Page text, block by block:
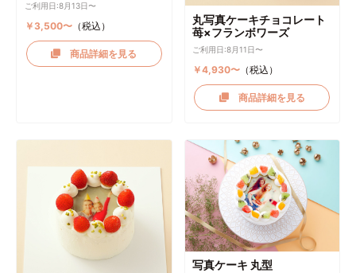
ご利用日:8月13日〜
￥3,500〜（税込）
商品詳細を見る
丸写真ケーキチョコレート
苺×フランボワーズ
ご利用日:8月11日〜
￥4,930〜 （税込）
商品詳細を見る
写真ケーキ 丸型